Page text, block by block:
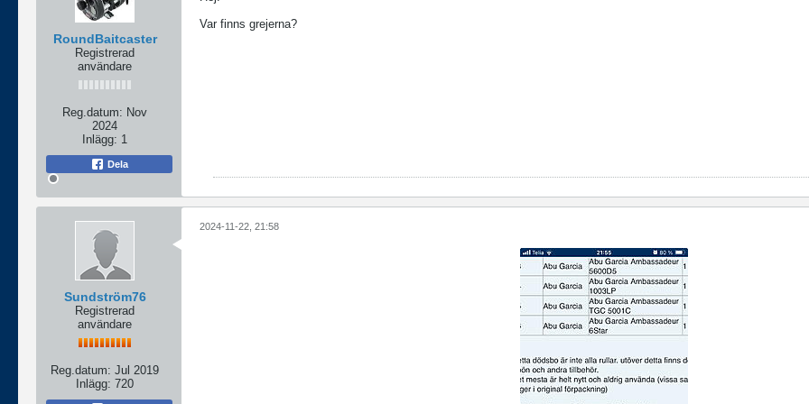
RoundBaitcaster
Registrerad
användare
Reg.datum: Nov
2024
Inlägg: 1
Dela
Var finns grejerna?
Sundström76
Registrerad
användare
Reg.datum: Jul 2019
Inlägg: 720
2024-11-22, 21:58